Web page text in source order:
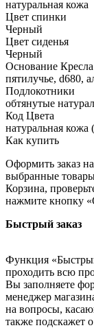
натуральная кожа
Цвет спинки
Черный
Цвет сиденья
Черный
Основание Кресла
пятилучье, d680,
Подлокотники
обтянутые
Код Цвета
натуральная кожа
Как купить
Оформить заказ
выбранные
Корзина,
нажмите кнопку
Быстрый заказ
Функция
проходить всю
Вы заполняете
менеджер
на вопросы,
также подскажет